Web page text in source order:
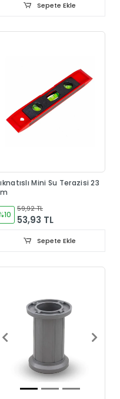
Sepete Ekle
Mini Su Terazisi 23
59,92 TL
53,93 TL
Sepete Ekle